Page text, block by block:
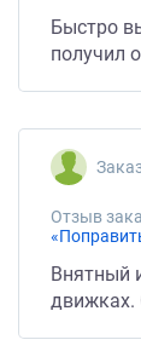
Быстро
получил
Отзыв
Внятный
движках.